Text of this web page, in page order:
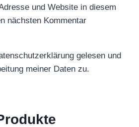
und Website in diesem
nächsten Kommentar
gelesen und
meiner Daten zu.